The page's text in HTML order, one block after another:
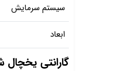
سیستم سرمایش
ابعاد
گارانتی